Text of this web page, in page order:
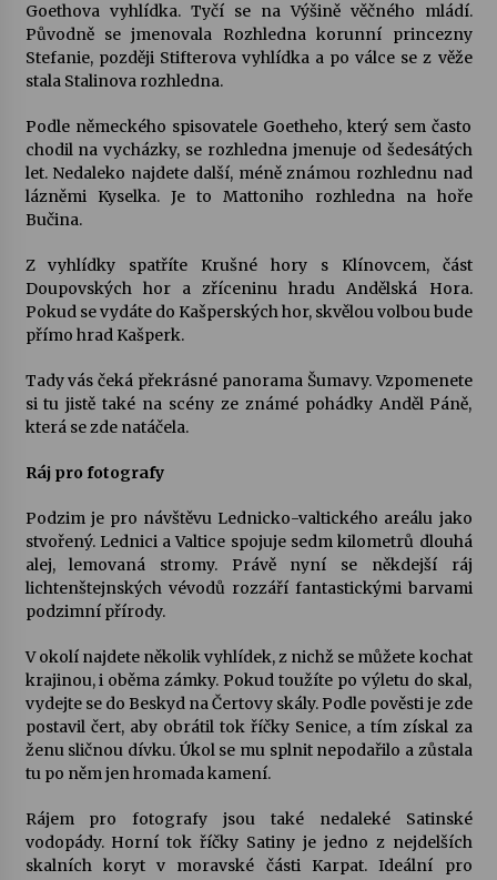
Goethova vyhlídka. Tyčí se na Výšině věčného mládí.
Původně se jmenovala Rozhledna korunní princezny
Stefanie, později Stifterova vyhlídka a po válce se z věže
stala Stalinova rozhledna.
Podle německého spisovatele Goetheho, který sem často
chodil na vycházky, se rozhledna jmenuje od šedesátých
let. Nedaleko najdete další, méně známou rozhlednu nad
lázněmi Kyselka. Je to Mattoniho rozhledna na hoře
Bučina.
Z vyhlídky spatříte Krušné hory s Klínovcem, část
Doupovských hor a zříceninu hradu Andělská Hora.
Pokud se vydáte do Kašperských hor, skvělou volbou bude
přímo hrad Kašperk.
Tady vás čeká překrásné panorama Šumavy. Vzpomenete
si tu jistě také na scény ze známé pohádky Anděl Páně,
která se zde natáčela.
Ráj pro fotografy
Podzim je pro návštěvu Lednicko-valtického areálu jako
stvořený. Lednici a Valtice spojuje sedm kilometrů dlouhá
alej, lemovaná stromy. Právě nyní se někdejší ráj
lichtenštejnských vévodů rozzáří fantastickými barvami
podzimní přírody.
V okolí najdete několik vyhlídek, z nichž se můžete kochat
krajinou, i oběma zámky. Pokud toužíte po výletu do skal,
vydejte se do Beskyd na Čertovy skály. Podle pověsti je zde
postavil čert, aby obrátil tok říčky Senice, a tím získal za
ženu sličnou dívku. Úkol se mu splnit nepodařilo a zůstala
tu po něm jen hromada kamení.
Rájem pro fotografy jsou také nedaleké Satinské
vodopády. Horní tok říčky Satiny je jedno z nejdelších
skalních koryt v moravské části Karpat. Ideální pro